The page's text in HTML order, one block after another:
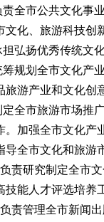
责全市公共文化事
文化、旅游科技创
担弘扬优秀传统文
筹规划全市文化产
旅游产业和文化创
定全市旅游市场推
。加强全市文化产
导全市文化和旅游
负责研究制定全市
技能人才评选培养
负责管理全市新闻